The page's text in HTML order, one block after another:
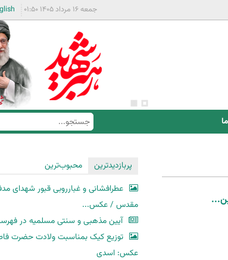
جمعه ۱۶ مرداد ۱۴۰۵ ۰۱:۵۰
ف
س
ت
ج
و
ج
س
پربازدیدترین
محبوب‌ترین
عطرافشانی و غبارروبی قبور شهدای
مقدس / عکس...
آیین مذهبی و سنتی مسلمیه در
توزیع کیک بمناسبت ولادت حضرت
عکس: اسدی